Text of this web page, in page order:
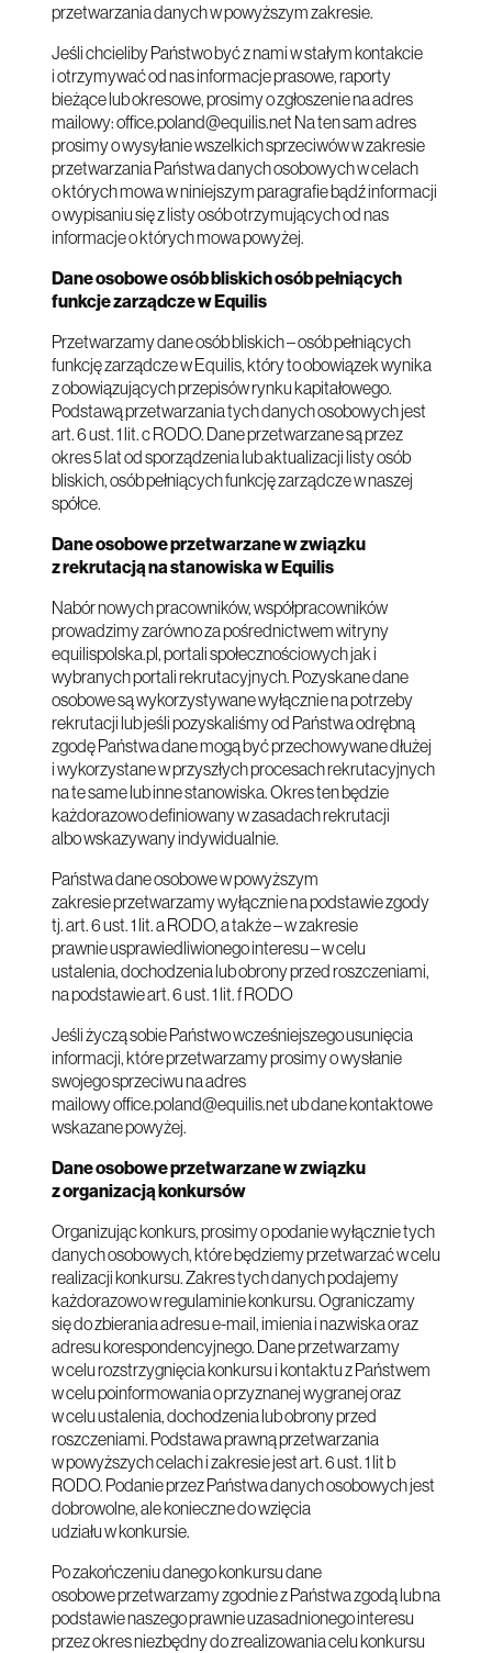
przetwarzania danych w powyższym zakresie.
Jeśli chcieliby Państwo być z nami w stałym kontakcie
i otrzymywać od nas informacje prasowe, raporty
bieżące lub okresowe, prosimy o zgłoszenie na adres
mailowy:office.poland@equilis.net Na ten sam adres
prosimy o wysyłanie wszelkich sprzeciwów w zakresie
przetwarzania Państwa danych osobowych w celach
o których mowa w niniejszym paragrafie bądź informacji
o wypisaniu się z listy osób otrzymujących od nas
informacje o których mowa powyżej.
Dane osobowe osób bliskich osób pełniących
funkcje zarządcze w Equilis
Przetwarzamy dane osób bliskich – osób pełniących
funkcję zarządcze w Equilis, który to obowiązek wynika
z obowiązujących przepisów rynku kapitałowego.
Podstawą przetwarzania tych danych osobowych jest
art. 6 ust. 1 lit. c RODO. Dane przetwarzane są przez
okres 5 lat od sporządzenia lub aktualizacji listy osób
bliskich, osób pełniących funkcję zarządcze w naszej
spółce.
Dane osobowe przetwarzane w związku
z rekrutacją na stanowiska w Equilis
Nabór nowych pracowników, współpracowników
prowadzimy zarówno za pośrednictwem witryny
equilispolska.pl, portali społecznościowych jak i
wybranych portali rekrutacyjnych. Pozyskane dane
osobowe są wykorzystywane wyłącznie na potrzeby
rekrutacji lub jeśli pozyskaliśmy od Państwa odrębną
zgodę Państwa dane mogą być przechowywane dłużej
i wykorzystane w przyszłych procesach rekrutacyjnych
na te same lub inne stanowiska. Okres ten będzie
każdorazowo definiowany w zasadach rekrutacji
albo wskazywany indywidualnie.
Państwa dane osobowe w powyższym
zakresie przetwarzamy wyłącznie na podstawie zgody
tj. art. 6 ust. 1 lit. a RODO, a także – w zakresie
prawnie usprawiedliwionego interesu – w celu
ustalenia, dochodzenia lub obrony przed roszczeniami,
na podstawie art. 6 ust. 1 lit. f RODO
Jeśli życzą sobie Państwo wcześniejszego usunięcia
informacji, które przetwarzamy prosimy o wysłanie
swojego sprzeciwu na adres
mailowyoffice.poland@equilis.netub dane kontaktowe
wskazane powyżej.
Dane osobowe przetwarzane w związku
z organizacją konkursów
Organizując konkurs, prosimy o podanie wyłącznie tych
danych osobowych, które będziemy przetwarzać w celu
realizacji konkursu. Zakres tych danych podajemy
każdorazowo w regulaminie konkursu. Ograniczamy
się do zbierania adresu e-mail, imienia i nazwiska oraz
adresu korespondencyjnego. Dane przetwarzamy
w celu rozstrzygnięcia konkursu i kontaktu z Państwem
w celu poinformowania o przyznanej wygranej oraz
w celu ustalenia, dochodzenia lub obrony przed
roszczeniami. Podstawa prawną przetwarzania
w powyższych celach i zakresie jest art. 6 ust. 1 lit b
RODO. Podanie przez Państwa danych osobowych jest
dobrowolne, ale konieczne do wzięcia
udziału w konkursie.
Po zakończeniu danego konkursu dane
osobowe przetwarzamy zgodnie z Państwa zgodą lub na
podstawie naszego prawnie uzasadnionego interesu
przez okres niezbędny do zrealizowania celu konkursu